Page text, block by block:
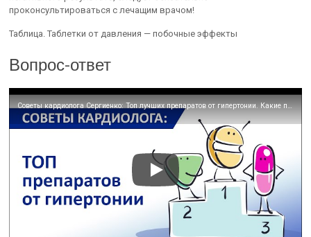
проконсультироваться с лечащим врачом!
Таблица. Таблетки от давления — побочные эффекты
Вопрос-ответ
Советы кардиолога Сергиенко: Топ лучших препаратов от гипертонии. Какие препараты опасны?